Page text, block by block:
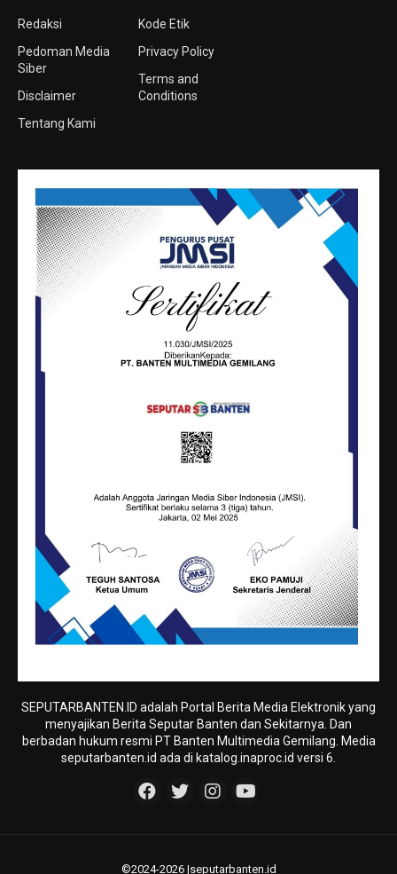
Redaksi
Pedoman Media
Siber
Disclaimer
Tentang Kami
Kode Etik
Privacy Policy
Terms and
Conditions
SEPUTARBANTEN.ID adalah Portal Berita Media Elektronik yang
menyajikan Berita Seputar Banten dan Sekitarnya. Dan
berbadan hukum resmi PT Banten Multimedia Gemilang. Media
seputarbanten.id ada di katalog.inaproc.id versi 6.
©2024-2026 |seputarbanten.id